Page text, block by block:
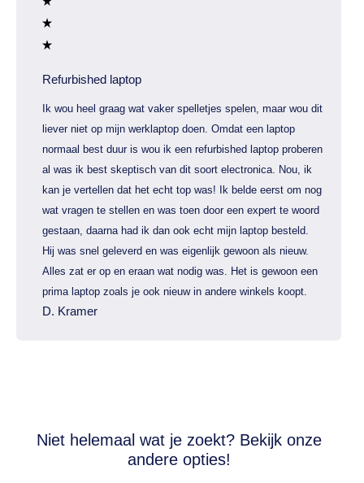
Refurbished laptop
Ik wou heel graag wat vaker spelletjes spelen, maar wou dit
liever niet op mijn werklaptop doen. Omdat een laptop
normaal best duur is wou ik een refurbished laptop proberen
al was ik best skeptisch van dit soort electronica. Nou, ik
kan je vertellen dat het echt top was! Ik belde eerst om nog
wat vragen te stellen en was toen door een expert te woord
gestaan, daarna had ik dan ook echt mijn laptop besteld.
Hij was snel geleverd en was eigenlijk gewoon als nieuw.
Alles zat er op en eraan wat nodig was. Het is gewoon een
prima laptop zoals je ook nieuw in andere winkels koopt.
D. Kramer
Niet helemaal wat je zoekt? Bekijk onze
andere opties!